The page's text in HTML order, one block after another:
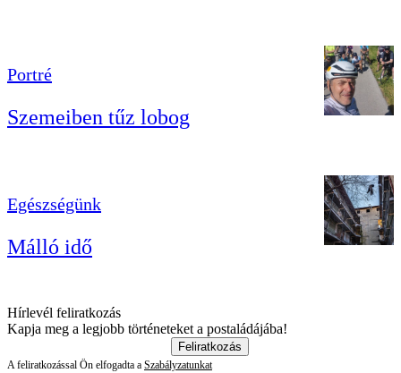
Portré
Szemeiben tűz lobog
Egészségünk
Málló idő
Hírlevél feliratkozás
Kapja meg a legjobb történeteket a postaládájába!
Feliratkozás
A feliratkozással Ön elfogadta a Szabályzatunkat